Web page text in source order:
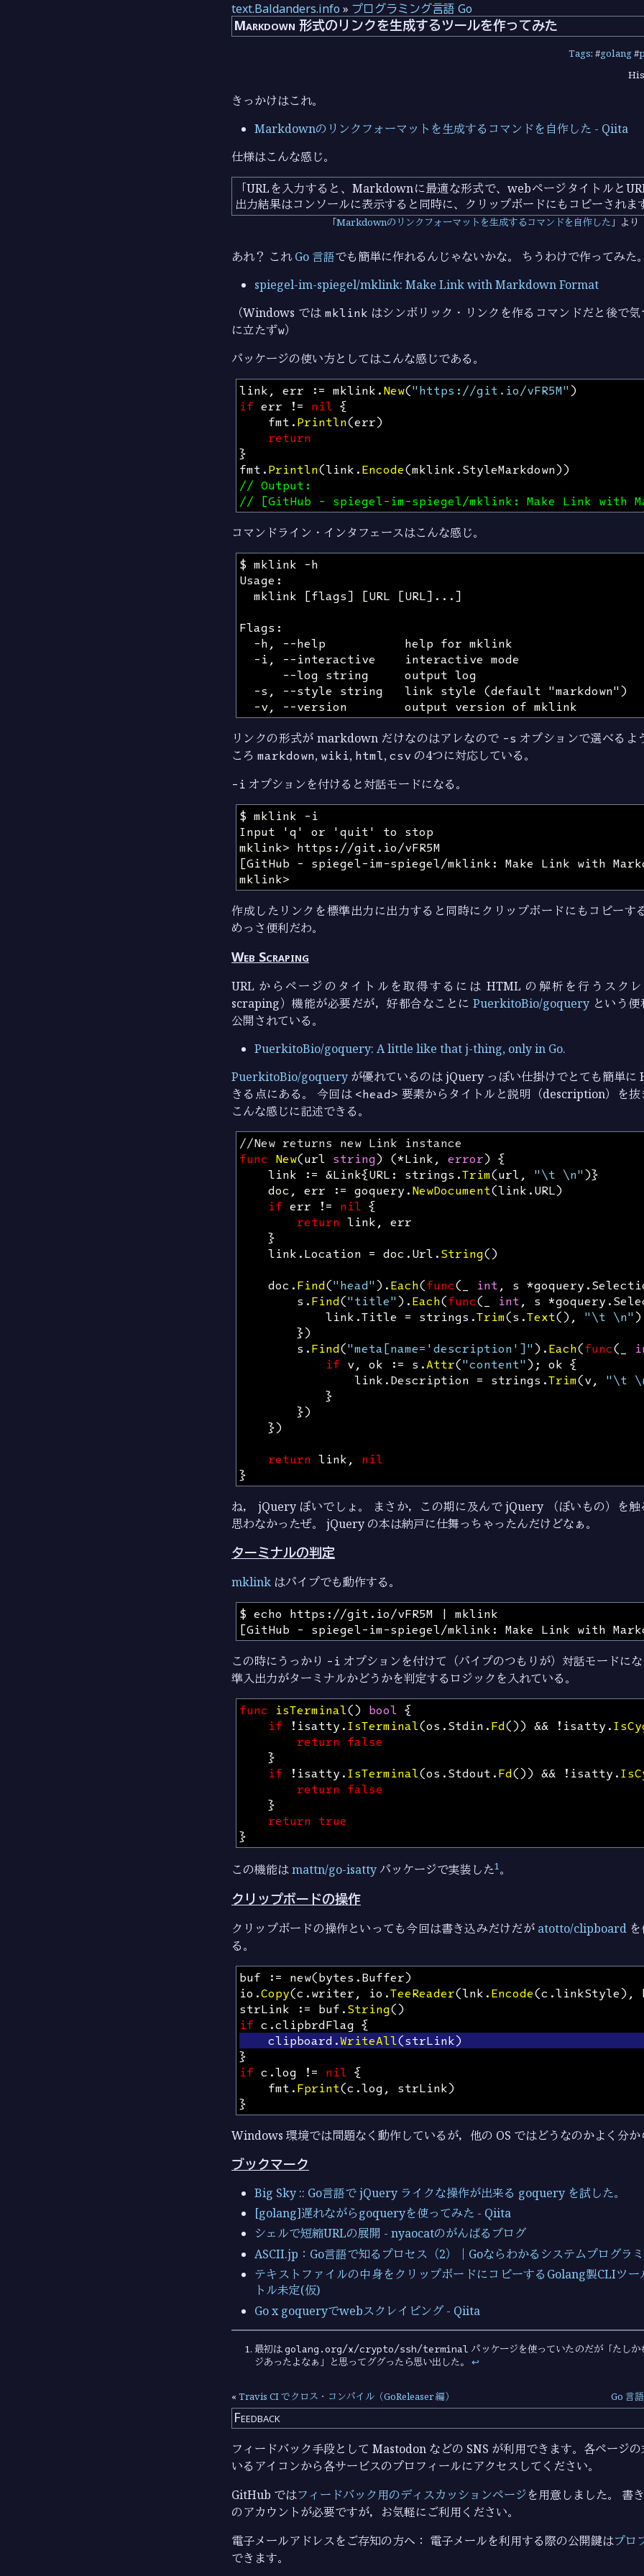
text.Baldanders.info » プログラミング言語 Go
Markdown 形式のリンクを生成するツールを作ってみた
Tags: #golang#
きっかけはこれ。
Markdownのリンクフォーマットを生成するコマンドを自作した - Qiita
仕様はこんな感じ。
URLを入力すると、Markdownに最適な形式で、webページタイトルと
出力結果はコンソールに表示すると同時に、クリップボードにもコピーされま
Markdownのリンクフォーマットを生成するコマンドを自作した より
あれ？ これ Go 言語でも簡単に作れるんじゃないかな。 ちうわけで作ってみた。
spiegel-im-spiegel/mklink: Make Link with Markdown Format
（Windows では mklink はシンボリック・リンクを作るコマンドだと後で
に立たずw）
パッケージの使い方としてはこんな感じである。
link , err := mklink .New("https://git.io/vFR5M")
if err != nil {
fmt .Println(err)
return
}
fmt .Println(link .Encode(mklink .StyleMarkdown))
// Output:
// [GitHub - spiegel-im-spiegel/mklink: Make Link with
コマンドライン・インタフェースはこんな感じ。
リンクの形式が markdown だけなのはアレなので -s オプションで選べるよ
ころ markdown, wiki, html,csv の4つに対応している。
-i オプションを付けると対話モードになる。
作成したリンクを標準出力に出力すると同時にクリップボードにもコピーす
めっさ便利だわ。
Web Scraping
URL からページのタイトルを取得するには HTML の解析を行うスク
scraping）機能が必要だが，好都合なことに PuerkitoBio/goquery という
公開されている。
PuerkitoBio/goquery: A little like that j-thing, only in Go.
PuerkitoBio/goquery が優れているのは jQuery っぽい仕掛けでとても簡単に
きる点にある。 今回は <head> 要素からタイトルと説明（description）を抜
こんな感じに記述できる。
//New returns new Link instance
func New(url string) (*Link , error) {
link
:= &Link{URL : strings .Trim(url , "\t \n")}
doc , err := goquery .NewDocument(link .URL)
if err != nil {
return link ,
err
}
link .Location = doc .Url .String()
doc .Find("head").Each(func( int , s *goquery .
s .Find("title").Each(func( int , s *goquery .
link .Title = strings .Trim(s .Text(), "\t \n")
})
s .Find("meta[name='description']").Each(func(
if v, ok := s .Attr("content"); ok {
link .Description = strings .Trim(v, "\t
}
})
})
return link ,
nil
}
ね， jQuery ぽいでしょ。 まさか，この期に及んで jQuery （ぽいもの）を
思わなかったぜ。 jQuery の本は納戸に仕舞っちゃったんだけどなぁ。
ターミナルの判定
mklink はパイプでも動作する。
この時にうっかり -i オプションを付けて（パイプのつもりが）対話モードに
準入出力がターミナルかどうかを判定するロジックを入れている。
func
isTerminal() bool {
if
! isatty .IsTerminal(os .Stdin .Fd()) && ! isatty .
return false
}
if
! isatty .IsTerminal(os .Stdout .Fd()) && ! isatty .
return false
}
return true
}
この機能はmattn/go-isatty パッケージで実装した1。
クリップボードの操作
クリップボードの操作といっても今回は書き込みだけだが atotto/clipboard
る。
buf
:= new(bytes .Buffer)
io .Copy(c .writer , io .TeeReader(lnk .Encode(c .linkStyle),
strLink
:= buf .String()
if c .clipbrdFlag {
clipboard .WriteAll(strLink)
}
if c .log != nil {
fmt .Fprint(c .log , strLink)
}
Windows 環境では問題なく動作しているが，他の OS ではどうなのかよく分か
ブックマーク
Big Sky :: Go言語で jQuery ライクな操作が出来る goquery を試した。
[golang]遅れながらgoqueryを使ってみた - Qiita
シェルで短縮URLの展開 - nyaocatのがんばるブログ
ASCII.jp：Go言語で知るプロセス（2）｜Goならわかるシステムプログラ
テキストファイルの中身をクリップボードにコピーするGolang製CLIツ
トル未定(仮)
Go x goqueryでwebスクレイピング - Qiita
最初はgolang.org/x/crypto/ssh/terminal パッケージを使っていたのだが「たし
ジあったよなぁ」と思ってググったら思い出した。 ↩︎
« Travis CI でクロス・コンパイル（GoReleaser 編） Go 言
Feedback
フィードバック手段として Mastodon などの SNS が利用できます。各ページ
いるアイコンから各サービスのプロフィールにアクセスしてください。
GitHub ではフィードバック用のディスカッションページを用意しました。 書
のアカウントが必要ですが，お気軽にご利用ください。
電子メールアドレスをご存知の方へ： 電子メールを利用する際の公開鍵はプロ
できます。